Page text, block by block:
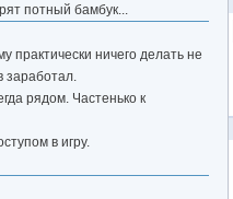
потный бамбук...
практически ничего делать не
заработал.
рядом. Частенько к
в игру.